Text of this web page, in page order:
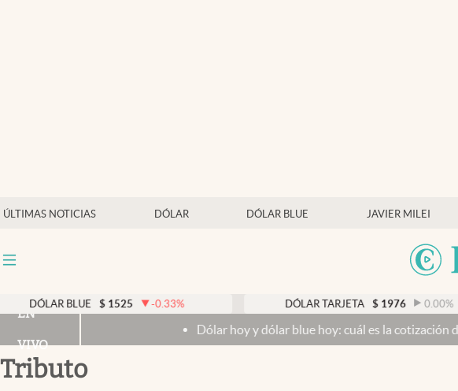
ÚLTIMAS NOTICIAS DÓLAR DÓLAR BLUE JAVIER MILEI
Mercados Online
Otras secciones
Infotechnology
$ 1525 -0.33 % DÓLAR TARJETA $ 1976 0.00%
EN
VIVO
Dólar hoy y dólar blue hoy: cuál es la cotización del viernes 7 de
tributo